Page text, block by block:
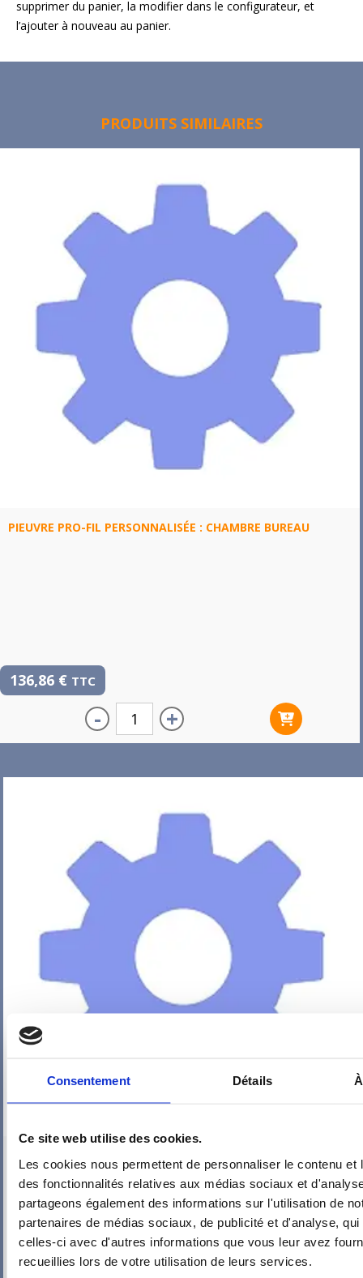
Consentement Détails
Ce site web utilise des cookies.
Les cookies nous permettent de personnaliser le contenu et
des fonctionnalités relatives aux médias sociaux et
partageons également des informations sur l'utilisation de
partenaires de médias sociaux, de publicité et d'analyse,
celles-ci avec d'autres informations que vous leur avez
recueillies lors de votre utilisation de leurs services.
supprimer du panier, la modifier dans le configurateur, et
l’ajouter à nouveau au panier.
PRODUITS SIMILAIRES
PIEUVRE PRO-FIL PERSONNALISÉE : CHAMBRE BUREAU
136,86 € TTC
- +